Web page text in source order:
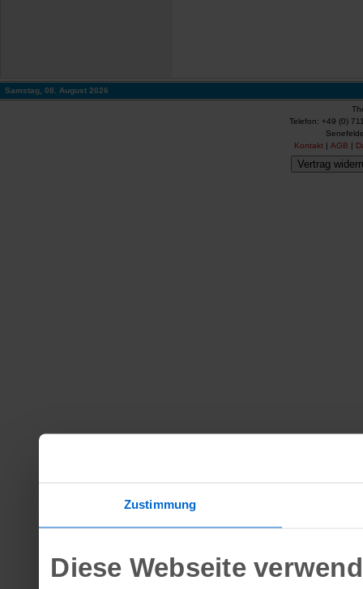
Zustimmung
Diese Webseite
Samstag, 08. August 2026
Telefon: +49 (0)
Kontakt | AGB |
Vertrag